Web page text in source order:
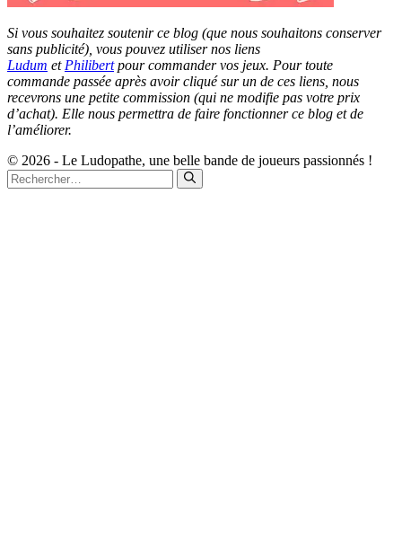
Si vous souhaitez soutenir ce blog (que nous souhaitons conserver
sans publicité), vous pouvez utiliser nos liens
Ludum et Philibertpour commander vos jeux. Pour toute
commande passée après avoir cliqué sur un de ces liens, nous
recevrons une petite commission (qui ne modifie pas votre prix
d’achat). Elle nous permettra de faire fonctionner ce blog et de
l’améliorer.
© 2026 - Le Ludopathe, une belle bande de joueurs passionnés !
Rechercher :